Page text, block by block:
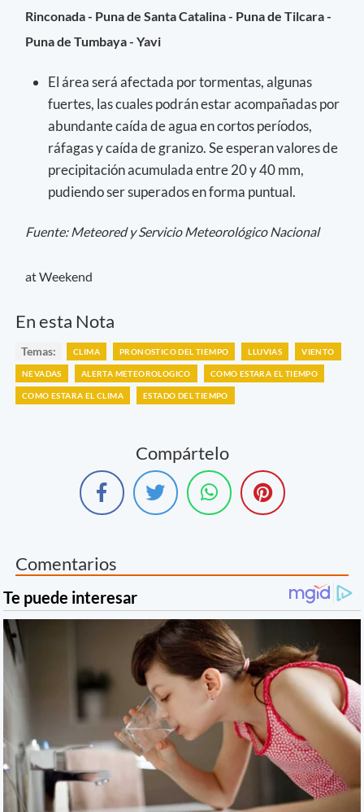
Rinconada - Puna de Santa Catalina - Puna de Tilcara -
Puna de Tumbaya - Yavi
El área será afectada por tormentas, algunas
fuertes, las cuales podrán estar acompañadas por
abundante caída de agua en cortos períodos,
ráfagas y caída de granizo. Se esperan valores de
precipitación acumulada entre 20 y 40 mm,
pudiendo ser superados en forma puntual.
Fuente: Meteored y Servicio Meteorológico Nacional
at Weekend
En esta Nota
Temas: CLIMA PRONOSTICO DEL TIEMPO LLUVIAS VIENTO
NEVADAS ALERTA METEOROLOGICO COMO ESTARA EL TIEMPO
COMO ESTARA EL CLIMA ESTADO DEL TIEMPO
Compártelo
Comentarios